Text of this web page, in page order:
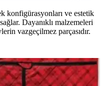
konfigürasyonları ve estetik
Dayanıklı malzemeleri
vazgeçilmez parçasıdır.